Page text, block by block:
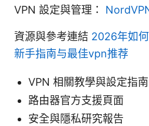
VPN 設定與管理：
資源與參考連結 2026年如
新手指南与最佳vpn推荐
VPN 相關教學與設定指南
路由器官方支援頁面
安全與隱私研究報告